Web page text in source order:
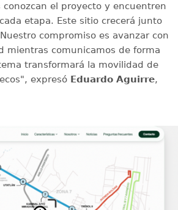
conozcan el proyecto y encuentren
etapa. Este sitio crecerá junto
compromiso es avanzar con
mientras comunicamos de forma
transformará la movilidad de
expresó Eduardo Aguirre,